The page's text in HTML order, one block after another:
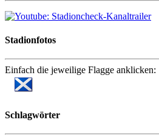
Stadionfotos
Einfach die jeweilige Flagge anklicken:
Schlagwörter